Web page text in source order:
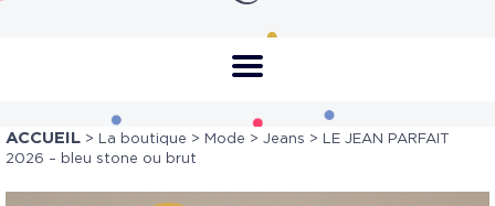
ACCUEIL > La boutique > Mode > Jeans > LE JEAN PARFAIT
2026 – bleu stone ou brut